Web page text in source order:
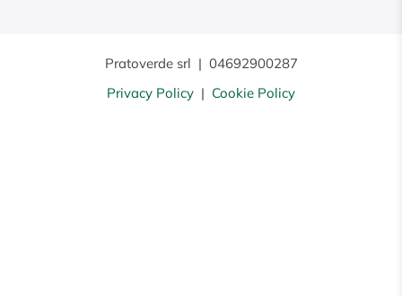
Pratoverde srl | 04692900287
Privacy Policy | Cookie Policy